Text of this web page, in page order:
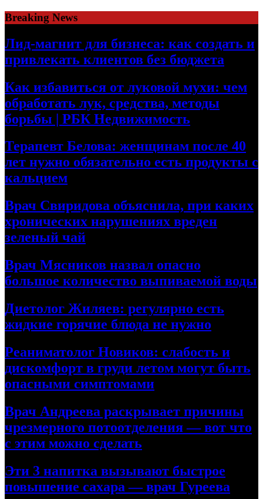
Skip
to
content
Breaking News
Лид-магнит для бизнеса: как создать и
привлекать клиентов без бюджета
Как избавиться от луковой мухи: чем
обработать лук, средства, методы
борьбы | РБК Недвижимость
Терапевт Белова: женщинам после 40
лет нужно обязательно есть продукты с
кальцием
Врач Свиридова объяснила, при каких
хронических нарушениях вреден
зеленый чай
Врач Мясников назвал опасно
большое количество выпиваемой воды
Диетолог Жиляев: регулярно есть
жидкие горячие блюда не нужно
Реаниматолог Новиков: слабость и
дискомфорт в груди летом могут быть
опасными симптомами
Врач Андреева раскрывает причины
чрезмерного потоотделения — вот что
с этим можно сделать
Эти 3 напитка вызывают быстрое
повышение сахара — врач Гуреева